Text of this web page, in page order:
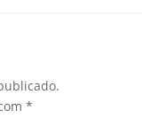
*